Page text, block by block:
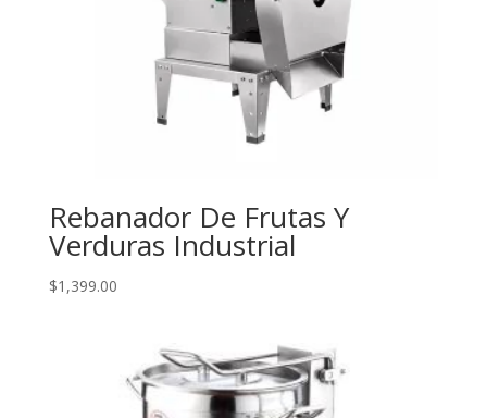
Rebanador De Frutas Y
Verduras Industrial
$1,399.00